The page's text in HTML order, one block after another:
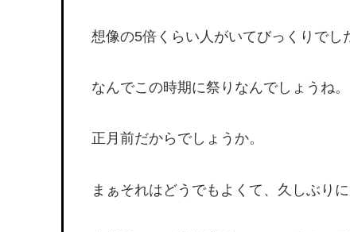
想像の5倍くらい人がいてびっくりでし
なんでこの時期に祭りなんでしょうね
正月前だからでしょうか。
まぁそれはどうでもよくて、久しぶり